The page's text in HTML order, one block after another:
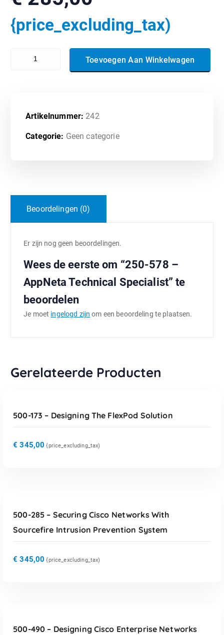
{price_excluding_tax)
Toevoegen Aan Winkelwagen
Artikelnummer: 242
Categorie: Geen categorie
Beoordelingen (0)
Er zijn nog geen beoordelingen.
Wees de eerste om “250-578 –
AppNeta Technical Specialist” te
beoordelen
Je moet ingelogd zijn om een beoordeling te plaatsen.
Gerelateerde Producten
500-173 – Designing The FlexPod Solution
€ 345,00 {price_excluding_tax)
500-285 – Securing Cisco Networks With
Sourcefire Intrusion Prevention System
€ 345,00 {price_excluding_tax)
500-490 – Designing Cisco Enterprise Networks